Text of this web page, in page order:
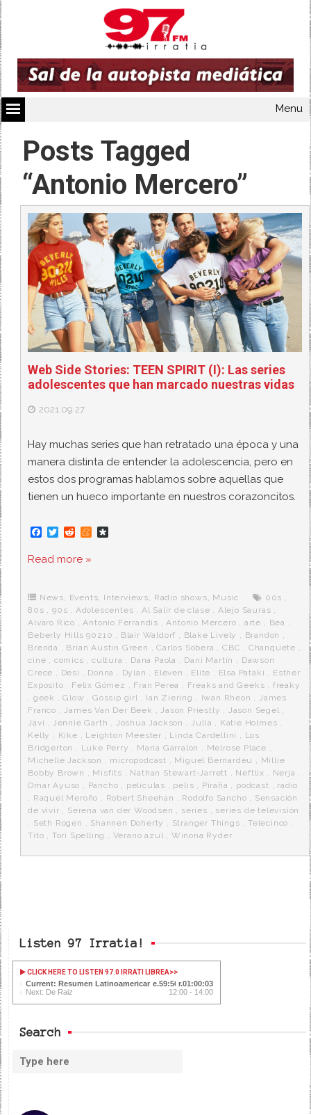
Menu
Posts Tagged
“Antonio Mercero”
Web Side Stories: TEEN SPIRIT (I): Las series
adolescentes que han marcado nuestras vidas
2021.09.27
Hay muchas series que han retratado una época y una
manera distinta de entender la adolescencia, pero en
estos dos programas hablamos sobre aquellas que
tienen un hueco importante en nuestros corazoncitos.
F
c
e
o
k
T
i
t
r
R
d
d
M
e
r
a
Read more »
News, Events, Interviews, Radio shows, Music 00s ,
80s ,90s , Adolescentes , Al Salir de clase , Alejo Sauras ,
Alvaro Rico ,Antonio Ferrandis ,Antonio Mercero , arte , Bea ,
Beberly Hills 90210 , Blair Waldorf , Blake Lively , Brandon ,
Brenda , Brian Austin Green ,Carlos Sobera ,CBC , Chanquete ,
cine , comics ,cultura , Dana Paola , Dani Martín , Dawson
Crece , Desi , Donna , Dylan , Eleven , Elite , Elsa Pataki , Esther
Exposito , Felix Gómez , Fran Perea , Freaks and Geeks , freaky
, geek ,Glow ,Gossip girl , Ian Ziering , Iwan Rheon , James
Franco ,James Van Der Beek ,Jason Priestly , Jason Segel ,
Javi , Jennie Garth , Joshua Jackson ,Julia , Katie Holmes ,
Kelly , Kike , Leighton Meester , Linda Cardellini , Los
Bridgerton , Luke Perry , Maria Garralon , Melrose Place ,
Michelle Jackson , micropodcast , Miguel Bernardeu , Millie
Bobby Brown , Misfits , Nathan Stewart-Jarrett , Neftlix , Nerja ,
Omar Ayuso , Pancho , películas , pelis , Piraña , podcast , radio
, Raquel Meroño , Robert Sheehan , Rodolfo Sancho , Sensación
de vivir , Serena van der Woodsen , series , series de televisión
, Seth Rogen , Shannen Doherty , Stranger Things ,Telecinco ,
Tito , Tori Spelling , Verano azul , Winona Ryder
Listen 97 Irratia!
CLICK HERE TO LISTEN 97.0 IRRATI LIBREA>>
Current: Resumen Latinoamericano 59:56 01:00:03
Next: De Raiz
12:00 - 14:00
Search